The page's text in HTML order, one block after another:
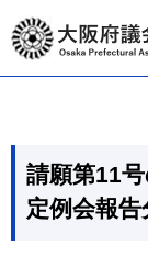
大阪府議会
請願第11
定例会報告